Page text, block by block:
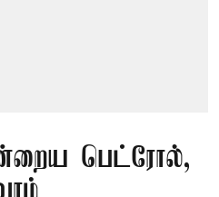
பெட்ரோல்,